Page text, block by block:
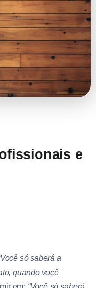
e
só saberá a
quando você